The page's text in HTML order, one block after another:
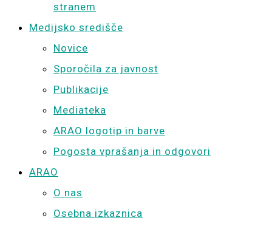
stranem
Medijsko središče
Novice
Sporočila za javnost
Publikacije
Mediateka
ARAO logotip in barve
Pogosta vprašanja in odgovori
ARAO
O nas
Osebna izkaznica